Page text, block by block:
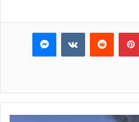
بينتيريست ماسنجر